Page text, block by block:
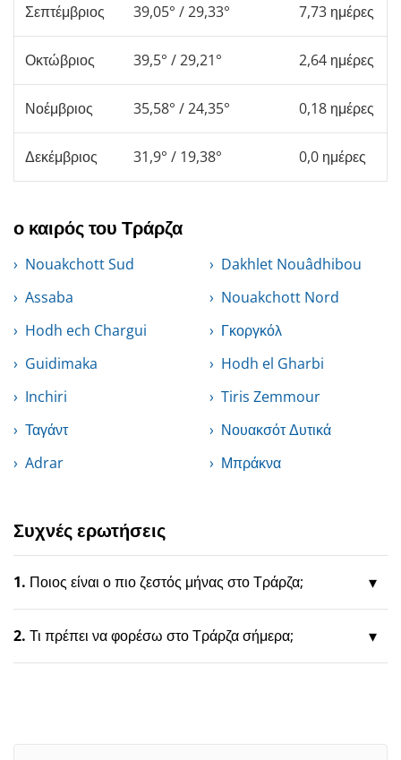
Σεπτέμβριος 39,05° / 29,33° 7,73 ημέρες
Οκτώβριος 39,5° / 29,21° 2,64 ημέρες
Νοέμβριος 35,58° / 24,35° 0,18 ημέρες
Δεκέμβριος 31,9° / 19,38° 0,0 ημέρες
ο καιρός του Τράρζα
Nouakchott Sud
Dakhlet Nouâdhibou
Assaba
Nouakchott Nord
Hodh ech Chargui
Γκοργκόλ
Guidimaka
Hodh el Gharbi
Inchiri
Tiris Zemmour
Ταγάντ
Νουακσότ Δυτικά
Adrar
Μπράκνα
Συχνές ερωτήσεις
1. Ποιος είναι ο πιο ζεστός μήνας στο Τράρζα;
2. Τι πρέπει να φορέσω στο Τράρζα σήμερα;